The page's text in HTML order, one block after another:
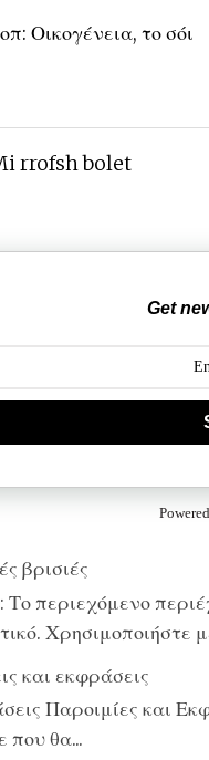
Οικογένεια, το σόι
rrofsh bolet
Get
βρισιές
περιεχόμενο
Χρησιμοποιήστε
και εκφράσεις
Παροιμίες και
που θα...